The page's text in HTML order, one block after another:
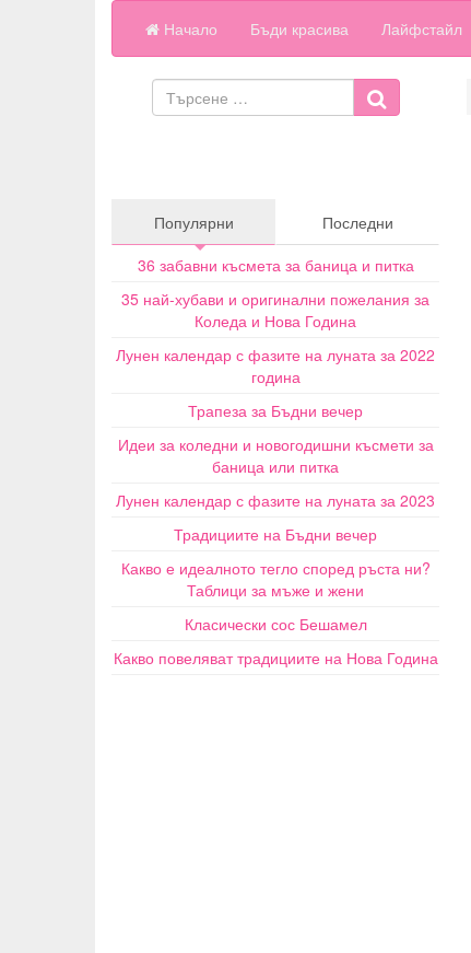
Начало Бъди красива Лайфстайл
Популярни
Последни
36 забавни късмета за баница и питка
35 най-хубави и оригинални пожелания за
Коледа и Нова Година
Лунен календар с фазите на луната за 2022
година
Трапеза за Бъдни вечер
Идеи за коледни и новогодишни късмети за
баница или питка
Лунен календар с фазите на луната за 2023
Традициите на Бъдни вечер
Какво е идеалното тегло според ръста ни?
Таблици за мъже и жени
Класически сос Бешамел
Какво повеляват традициите на Нова Година